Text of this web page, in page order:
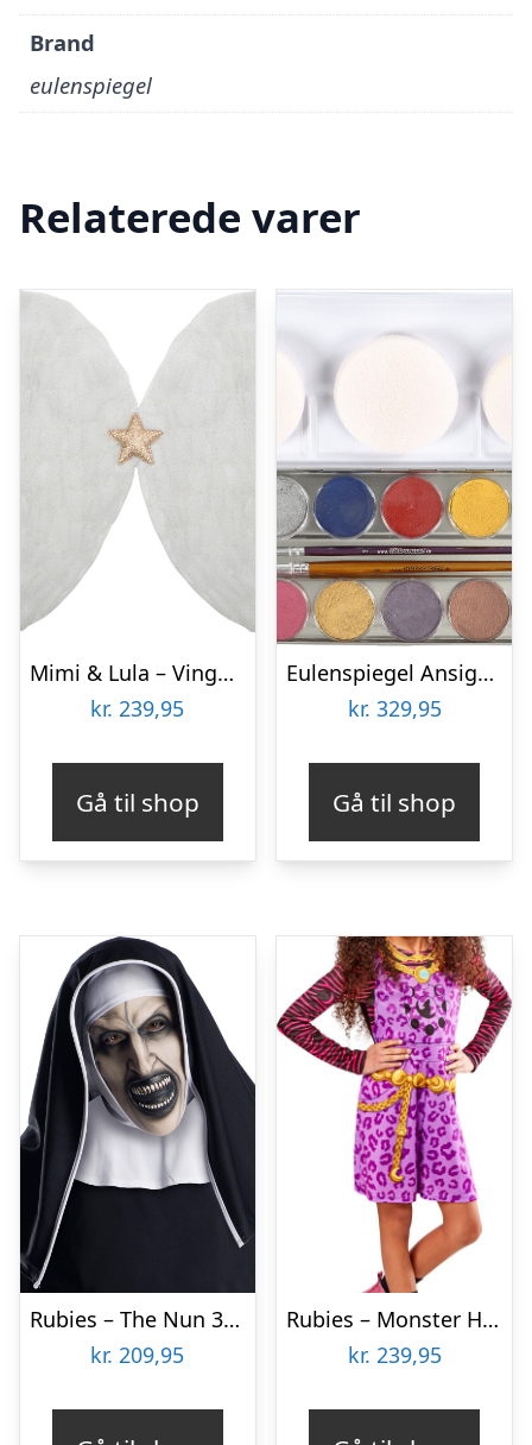
Brand
eulenspiegel
Relaterede varer
Mimi & Lula – Vinger – White Angel Christmas
kr. 239,95
Gå til shop
Eulenspiegel Ansigtsmaling – Perlemorsfarver – 12 Farver
kr. 329,95
Gå til shop
Rubies – The Nun 3/4 Maske
kr. 209,95
Rubies – Monster High Costume – Clawdeen Wolf (122-128 Cm)
kr. 239,95